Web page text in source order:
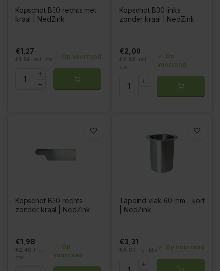
Kopschot B30 rechts met
kraal | NedZink
€1,27
€1,54 Incl. btw Op voorraad
Kopschot B30 links
zonder kraal | NedZink
€2,00
€2,42
Incl.
btw
Op
voorraad
Kopschot B30 rechts
zonder kraal | NedZink
€1,98
€2,40
Incl.
btw
Op
voorraad
Tapeind vlak 60 mm - kort
| NedZink
€3,31
€4,01 Incl. btw Op voorraad